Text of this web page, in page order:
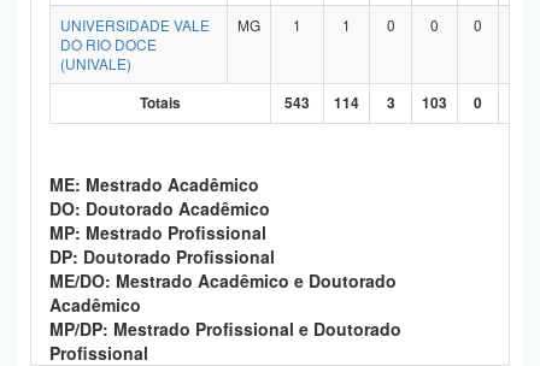
UNIVERSIDADE VALE
DO RIO DOCE
(UNIVALE)
MG 1 1 0 0 0
Totais 543 114 3 103 0
ME: Mestrado Acadêmico
DO: Doutorado Acadêmico
MP: Mestrado Profissional
DP: Doutorado Profissional
ME/DO: Mestrado Acadêmico e Doutorado
Acadêmico
MP/DP: Mestrado Profissional e Doutorado
Profissional